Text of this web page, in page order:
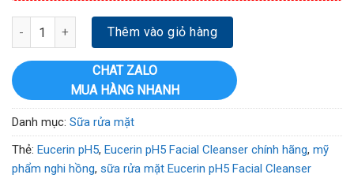
Sữa Rửa Mặt Eucerin pH5 Facial Cleanser Chính Hãng – Làm
Thêm vào giỏ hàng
CHAT ZALO
MUA HÀNG NHANH
Danh mục: Sữa rửa mặt
Thẻ: Eucerin pH5, Eucerin pH5 Facial Cleanser chính hãng, mỹ
phẩm nghi hồng, sữa rửa mặt Eucerin pH5 Facial Cleanser